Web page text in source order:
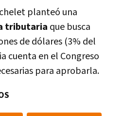
planteó una
tributaria que busca
de dólares (3% del
cuenta en el Congreso
para aprobarla.